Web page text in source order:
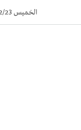
to
الخميس 1448/02/23هـ (06-08-2026م) | الكويت